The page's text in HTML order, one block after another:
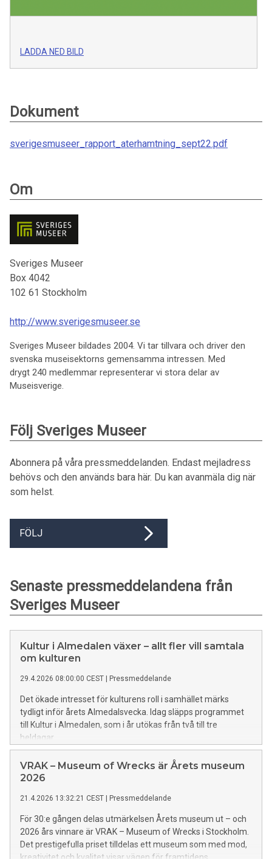
LADDA NED BILD
Dokument
sverigesmuseer_rapport_aterhamtning_sept22.pdf
Om
Sveriges Museer
Box 4042
102 61 Stockholm
http://www.sverigesmuseer.se
Sveriges Museer bildades 2004. Vi tar tillvara och driver den
svenska museisektorns gemensamma intressen. Med
drygt 240 medlemmar representerar vi stora delar av
Museisverige.
Följ Sveriges Museer
Abonnera på våra pressmeddelanden. Endast mejladress
behövs och den används bara här. Du kan avanmäla dig när
som helst.
FÖLJ
Senaste pressmeddelandena från
Sveriges Museer
Kultur i Almedalen växer – allt fler vill samtala
om kulturen
29.4.2026 08:00:00 CEST Pressmeddelande
Det ökade intresset för kulturens roll i samhället märks
tydligt inför årets Almedalsvecka. Idag släpps programmet
till Kultur i Almedalen, som i år utökas från två till tre
heldagar.
VRAK – Museum of Wrecks är Årets museum
2026
21.4.2026 13:32:21 CEST Pressmeddelande
För 30:e gången delas utmärkelsen Årets museum ut – och
2026 års vinnare är VRAK – Museum of Wrecks i Stockholm.
Det prestigefulla priset tilldelas ett museum som med mod,